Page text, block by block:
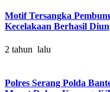
Motif Tersangka
Kecelakaan Berhasil
2 tahun lalu
Polres Serang Polda